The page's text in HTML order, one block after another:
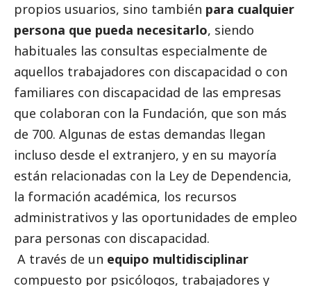
propios usuarios, sino también para cualquier
persona que pueda necesitarlo, siendo
habituales las consultas especialmente de
aquellos trabajadores con discapacidad o con
familiares con discapacidad de las empresas
que colaboran con la Fundación, que son más
de 700. Algunas de estas demandas llegan
incluso desde el extranjero, y en su mayoría
están relacionadas con la Ley de Dependencia,
la formación académica, los recursos
administrativos y las oportunidades de empleo
para personas con discapacidad.
A través de un equipo multidisciplinar
compuesto por psicólogos, trabajadores y